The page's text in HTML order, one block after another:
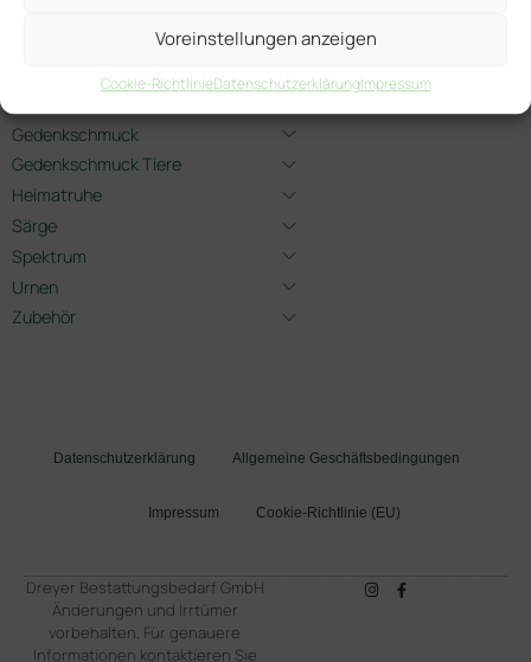
Voreinstellungen anzeigen
Cookie-RichtlinieDatenschutzerklärungImpressum
Gedenkschmuck
Gedenkschmuck Tiere
Heimatruhe
Särge
Spektrum
Urnen
Zubehör
Datenschutzerklärung Allgemeine Geschäftsbedingungen
Impressum Cookie-Richtlinie (EU)
Dreyer Bestattungsbedarf GmbH
Änderungen und Irrtümer
vorbehalten. Für genauere
Informationen kontaktieren Sie